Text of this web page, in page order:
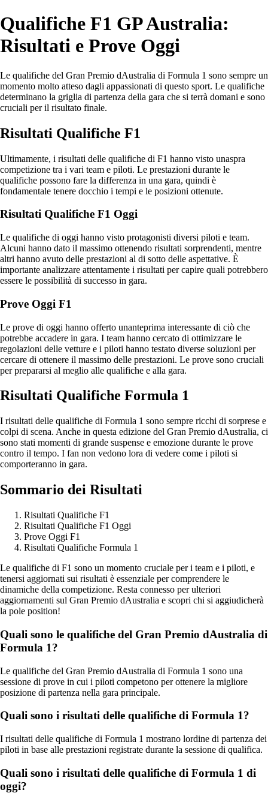
Qualifiche F1 GP Australia:
Risultati e Prove Oggi
Le qualifiche del Gran Premio dAustralia di Formula 1 sono sempre un
momento molto atteso dagli appassionati di questo sport. Le qualifiche
determinano la griglia di partenza della gara che si terrà domani e sono
cruciali per il risultato finale.
Risultati Qualifiche F1
Ultimamente, i risultati delle qualifiche di F1 hanno visto unaspra
competizione tra i vari team e piloti. Le prestazioni durante le
qualifiche possono fare la differenza in una gara, quindi è
fondamentale tenere docchio i tempi e le posizioni ottenute.
Risultati Qualifiche F1 Oggi
Le qualifiche di oggi hanno visto protagonisti diversi piloti e team.
Alcuni hanno dato il massimo ottenendo risultati sorprendenti, mentre
altri hanno avuto delle prestazioni al di sotto delle aspettative. È
importante analizzare attentamente i risultati per capire quali potrebbero
essere le possibilità di successo in gara.
Prove Oggi F1
Le prove di oggi hanno offerto unanteprima interessante di ciò che
potrebbe accadere in gara. I team hanno cercato di ottimizzare le
regolazioni delle vetture e i piloti hanno testato diverse soluzioni per
cercare di ottenere il massimo delle prestazioni. Le prove sono cruciali
per prepararsi al meglio alle qualifiche e alla gara.
Risultati Qualifiche Formula 1
I risultati delle qualifiche di Formula 1 sono sempre ricchi di sorprese e
colpi di scena. Anche in questa edizione del Gran Premio dAustralia, ci
sono stati momenti di grande suspense e emozione durante le prove
contro il tempo. I fan non vedono lora di vedere come i piloti si
comporteranno in gara.
Sommario dei Risultati
Risultati Qualifiche F1
Risultati Qualifiche F1 Oggi
Prove Oggi F1
Risultati Qualifiche Formula 1
Le qualifiche di F1 sono un momento cruciale per i team e i piloti, e
tenersi aggiornati sui risultati è essenziale per comprendere le
dinamiche della competizione. Resta connesso per ulteriori
aggiornamenti sul Gran Premio dAustralia e scopri chi si aggiudicherà
la pole position!
Quali sono le qualifiche del Gran Premio dAustralia di
Formula 1?
Le qualifiche del Gran Premio dAustralia di Formula 1 sono una
sessione di prove in cui i piloti competono per ottenere la migliore
posizione di partenza nella gara principale.
Quali sono i risultati delle qualifiche di Formula 1?
I risultati delle qualifiche di Formula 1 mostrano lordine di partenza dei
piloti in base alle prestazioni registrate durante la sessione di qualifica.
Quali sono i risultati delle qualifiche di Formula 1 di
oggi?